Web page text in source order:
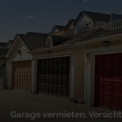
Garage vermieten: Vorsicht